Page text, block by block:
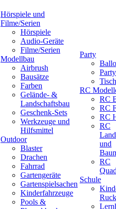
Hörspiele und
Filme/Serien
Hörspiele
Audio-Geräte
Filme/Serien
Modellbau
Airbrush
Bausätze
Farben
Gelände- &
Landschaftsbau
Geschenk-Sets
Werkzeuge und
Hilfsmittel
Outdoor
Blaster
Drachen
Fahrrad
Gartengeräte
Gartenspielsachen
Kinderfahrzeuge
Pools &
Party
RC
RC
RC
RC
RC
und
RC
Schule